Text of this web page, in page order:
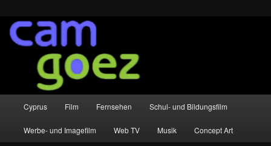
Cyprus Film Fernsehen Schul- und Bildungsfilm
Werbe- und Imagefilm Web TV Musik Concept Art